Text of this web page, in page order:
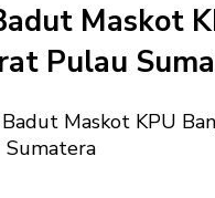
Maskot
Pulau